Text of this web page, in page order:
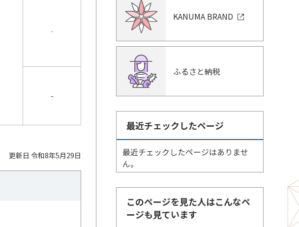
‐
-
更新日 令和8年5月29日
KANUMA BRAND
ふるさと納税
最近チェックしたページ
最近チェックしたページはありませ
ん。
このページを見た人はこんなペ
ージも見ています